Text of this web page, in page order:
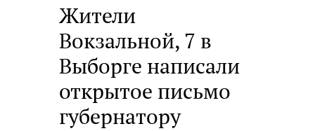
Жители
Вокзальной, 7 в
Выборге написали
открытое письмо
губернатору